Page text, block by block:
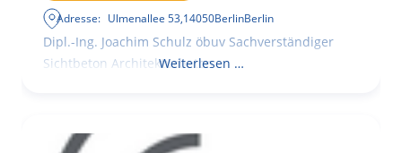
Adresse: Ulmenallee 53,14050BerlinBerlin
Dipl.-Ing. Joachim Schulz öbuv Sachverständiger
Sichtbeton Architekturbeton
Weiterlesen …